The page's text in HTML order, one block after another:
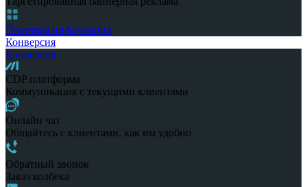
Полезная информация
Конверсия
Конверсия
CDP платформа
Коммуникация с текущими клиентами
Онлайн чат
Общайтесь с клиентами, как им удобно
Обратный звонок
Заказ колбека